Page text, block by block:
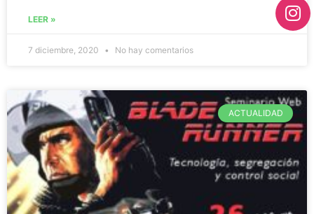
LEER »
7 diciembre, 2020 No hay comentarios
ACTUALIDAD